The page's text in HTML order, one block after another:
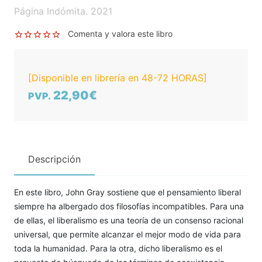
Página Indómita. 2021
Comenta y valora este libro
[Disponible en librería en 48-72 HORAS]
PVP. 22,90€
Descripción
En este libro, John Gray sostiene que el pensamiento liberal
siempre ha albergado dos filosofías incompatibles. Para una
de ellas, el liberalismo es una teoría de un consenso racional
universal, que permite alcanzar el mejor modo de vida para
toda la humanidad. Para la otra, dicho liberalismo es el